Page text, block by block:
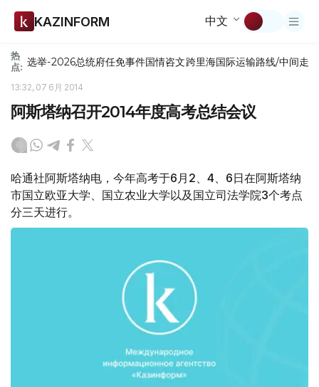
KAZINFORM 中文
热
点: 选举-2026总统府任免事件国情咨文跨里海国际运输路线/中间走廊
13:32, 07 6月 2014
阿斯塔纳召开2014年度高考总结会议
哈通社阿斯塔纳电，今年高考于6月2、4、6日在阿斯塔纳
市国立欧亚大学、国立农业大学以及国立司法学院3个考点
分三天进行。